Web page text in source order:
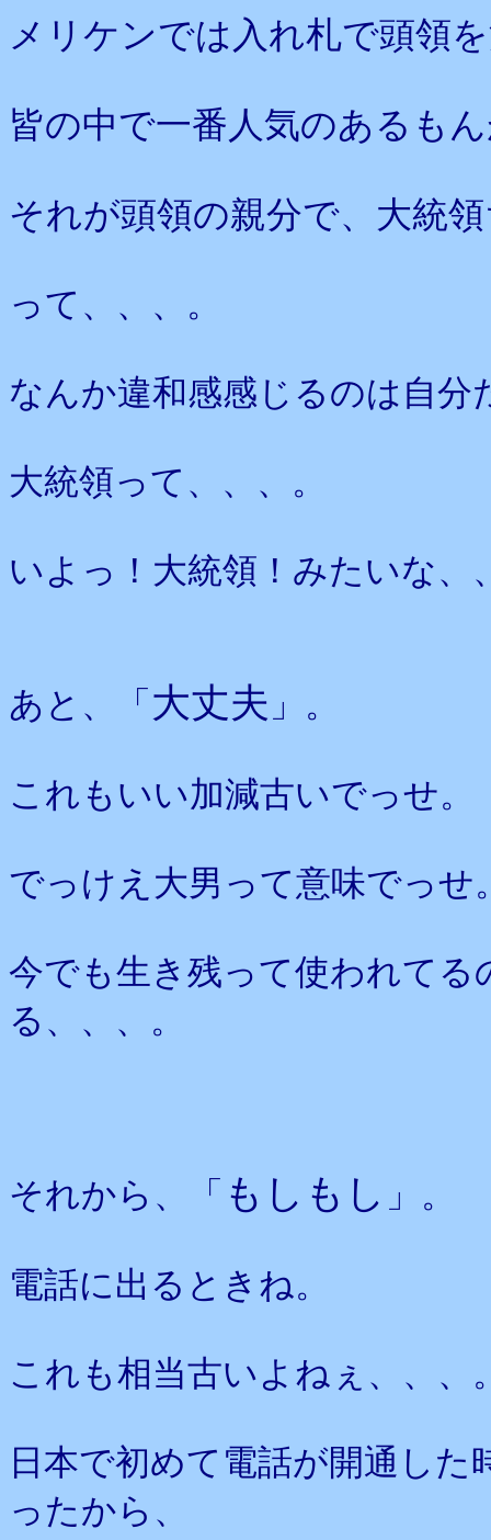
メリケンでは入れ札で頭領
皆の中で一番人気のあるも
それが頭領の親分で、大統
って、、、。
なんか違和感感じるのは自分
大統領って、、、。
いよっ！大統領！みたいな、
あと、「 大丈夫 」。
これもいい加減古いでっせ。
でっけえ大男って意味でっせ
今でも生き残って使われて
る、、、。
それから、「 もしもし 」。
電話に出るときね。
これも相当古いよねぇ、、、
日本で初めて電話が開通し
ったから、